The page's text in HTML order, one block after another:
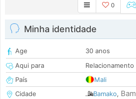
0
Minha identidade
Age
30 anos
Aqui para
Relacionamento
País
Mali
Cidade
Bamako,